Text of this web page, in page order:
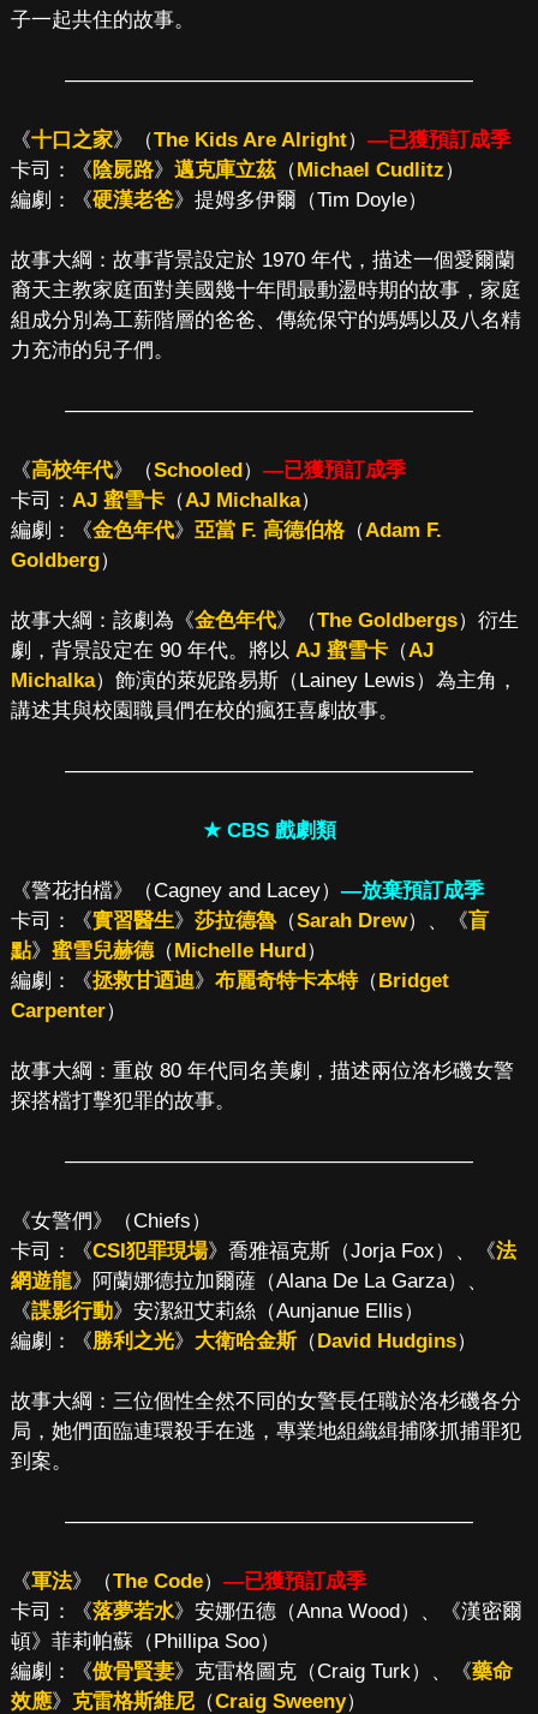
子一起共住的故事。
————————————————————
《十口之家》（The Kids Are Alright） —已獲預訂成季
卡司：《陰屍路》 邁克庫立茲（Michael Cudlitz）
編劇：《硬漢老爸》提姆多伊爾（Tim Doyle）
故事大綱：故事背景設定於 1970 年代，描述一個愛爾蘭
裔天主教家庭面對美國幾十年間最動盪時期的故事，家庭
組成分別為工薪階層的爸爸、傳統保守的媽媽以及八名精
力充沛的兒子們。
————————————————————
《高校年代》（Schooled） —已獲預訂成季
卡司： AJ 蜜雪卡（AJ Michalka）
編劇：《金色年代》 亞當 F. 高德伯格（Adam F.
Goldberg）
故事大綱：該劇為《金色年代》（The Goldbergs）衍生
劇，背景設定在 90 年代。將以 AJ 蜜雪卡（AJ
Michalka）飾演的萊妮路易斯（Lainey Lewis）為主角，
講述其與校園職員們在校的瘋狂喜劇故事。
————————————————————
★ CBS 戲劇類
《警花拍檔》（Cagney and Lacey） —放棄預訂成季
卡司：《實習醫生》 莎拉德魯（Sarah Drew）、《盲
點》 蜜雪兒赫德（Michelle Hurd）
編劇：《拯救甘迺迪》 布麗奇特卡本特（Bridget
Carpenter）
故事大綱：重啟 80 年代同名美劇，描述兩位洛杉磯女警
探搭檔打擊犯罪的故事。
————————————————————
《女警們》（Chiefs）
卡司：《CSI犯罪現場》喬雅福克斯（Jorja Fox）、《法
網遊龍》阿蘭娜德拉加爾薩（Alana De La Garza）、
《諜影行動》安潔紐艾莉絲（Aunjanue Ellis）
編劇：《勝利之光》 大衛哈金斯（David Hudgins）
故事大綱：三位個性全然不同的女警長任職於洛杉磯各分
局，她們面臨連環殺手在逃，專業地組織緝捕隊抓捕罪犯
到案。
————————————————————
《軍法》（The Code） —已獲預訂成季
卡司：《落夢若水》安娜伍德（Anna Wood）、《漢密爾
頓》菲莉帕蘇（Phillipa Soo）
編劇：《傲骨賢妻》克雷格圖克（Craig Turk）、《藥命
效應》 克雷格斯維尼（Craig Sweeny）